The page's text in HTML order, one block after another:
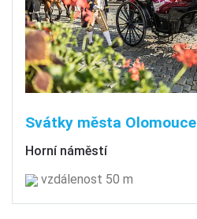
Svátky města Olomouce
Horní náměstí
vzdálenost 50 m